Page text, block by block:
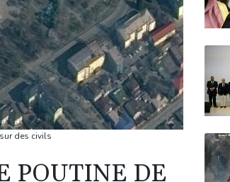
des civils
POUTINE DE